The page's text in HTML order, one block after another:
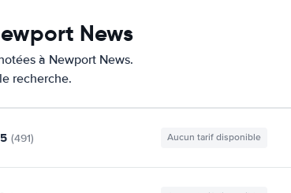
News
à Newport News.
recherche.
(491) Aucun tarif disponible